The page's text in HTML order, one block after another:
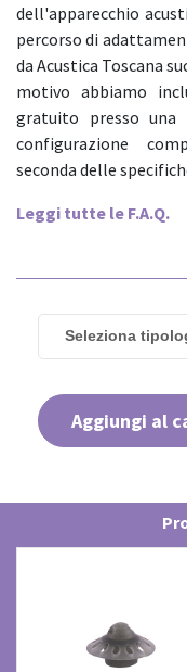
dell'apparecchio
percorso di
da Acustica Toscana
motivo abbiamo
gratuito presso
configurazione
seconda delle
Leggi tutte le F.A.Q.
Seleziona
Aggiungi al